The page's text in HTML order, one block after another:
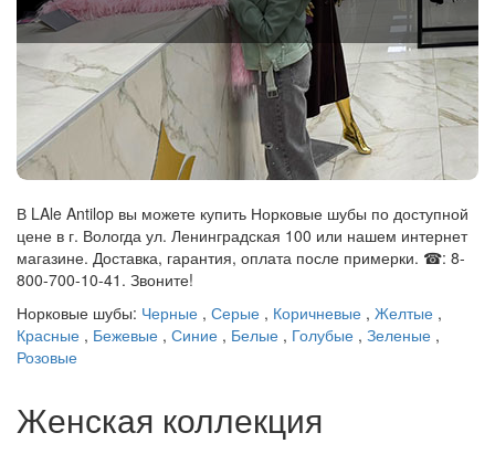
В LAle Antilop вы можете купить Норковые шубы по доступной
цене в г. Вологда ул. Ленинградская 100 или нашем интернет
магазине. Доставка, гарантия, оплата после примерки. ☎: 8-
800-700-10-41. Звоните!
Норковые шубы: Черные , Серые , Коричневые , Желтые ,
Красные , Бежевые , Синие , Белые , Голубые , Зеленые ,
Розовые
Женская коллекция